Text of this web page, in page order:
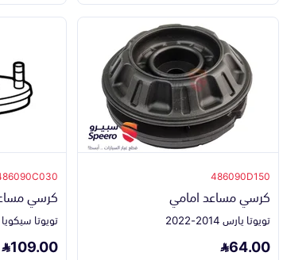
486090D150
كرسي مساعد امامي
تويوتا يارس 2014-2022
64.00
كرسي
تويوتا سيكويا 2015
109.00